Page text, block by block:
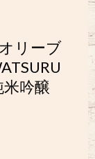
リーブ
吟醸